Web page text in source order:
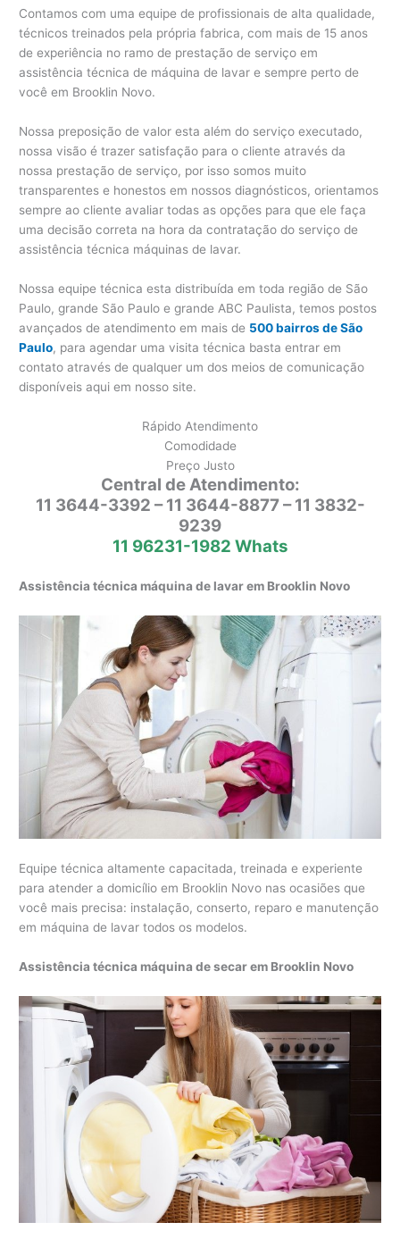
Contamos com uma equipe de profissionais de alta qualidade,
técnicos treinados pela própria fabrica, com mais de 15 anos
de experiência no ramo de prestação de serviço em
assistência técnica de máquina de lavar e sempre perto de
você em Brooklin Novo.
Nossa preposição de valor esta além do serviço executado,
nossa visão é trazer satisfação para o cliente através da
nossa prestação de serviço, por isso somos muito
transparentes e honestos em nossos diagnósticos, orientamos
sempre ao cliente avaliar todas as opções para que ele faça
uma decisão correta na hora da contratação do serviço de
assistência técnica máquinas de lavar.
Nossa equipe técnica esta distribuída em toda região de São
Paulo, grande São Paulo e grande ABC Paulista, temos postos
avançados de atendimento em mais de 500 bairros de São
Paulo, para agendar uma visita técnica basta entrar em
contato através de qualquer um dos meios de comunicação
disponíveis aqui em nosso site.
Rápido Atendimento
Comodidade
Preço Justo
Central de Atendimento:
11 3644-3392 – 11 3644-8877 – 11 3832-
9239
11 96231-1982 Whats
Assistência técnica máquina de lavar em Brooklin Novo
Equipe técnica altamente capacitada, treinada e experiente
para atender a domicílio em Brooklin Novo nas ocasiões que
você mais precisa: instalação, conserto, reparo e manutenção
em máquina de lavar todos os modelos.
Assistência técnica máquina de secar em Brooklin Novo